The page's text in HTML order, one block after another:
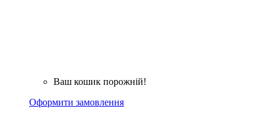
Ваш кошик порожній!
Оформити замовлення